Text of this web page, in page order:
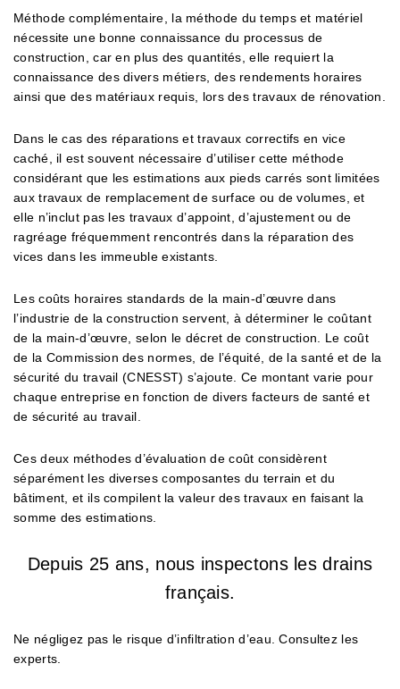
Méthode complémentaire, la méthode du temps et matériel
nécessite une bonne connaissance du processus de
construction, car en plus des quantités, elle requiert la
connaissance des divers métiers, des rendements horaires
ainsi que des matériaux requis, lors des travaux de rénovation.
Dans le cas des réparations et travaux correctifs en vice
caché, il est souvent nécessaire d’utiliser cette méthode
considérant que les estimations aux pieds carrés sont limitées
aux travaux de remplacement de surface ou de volumes, et
elle n’inclut pas les travaux d’appoint, d’ajustement ou de
ragréage fréquemment rencontrés dans la réparation des
vices dans les immeuble existants.
Les coûts horaires standards de la main-d’œuvre dans
l’industrie de la construction servent, à déterminer le coûtant
de la main-d’œuvre, selon le décret de construction. Le coût
de la Commission des normes, de l’équité, de la santé et de la
sécurité du travail (CNESST) s’ajoute. Ce montant varie pour
chaque entreprise en fonction de divers facteurs de santé et
de sécurité au travail.
Ces deux méthodes d’évaluation de coût considèrent
séparément les diverses composantes du terrain et du
bâtiment, et ils compilent la valeur des travaux en faisant la
somme des estimations.
Depuis 25 ans, nous inspectons les drains
français.
Ne négligez pas le risque d’infiltration d’eau. Consultez les
experts.